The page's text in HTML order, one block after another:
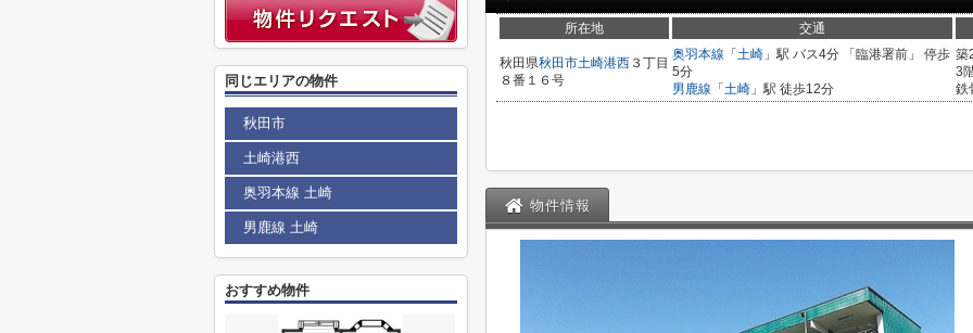
所在地 交通
秋田県秋田市土崎港西 ３丁目
８番１６号
奥羽本線 「 土崎 」駅 バス4分 「臨港署前」 停歩
5分
男鹿線 「 土崎 」駅 徒歩12分
築
3
鉄
物件情報
同じエリアの物件
秋田市
土崎港西
奥羽本線 土崎
男鹿線 土崎
おすすめ物件